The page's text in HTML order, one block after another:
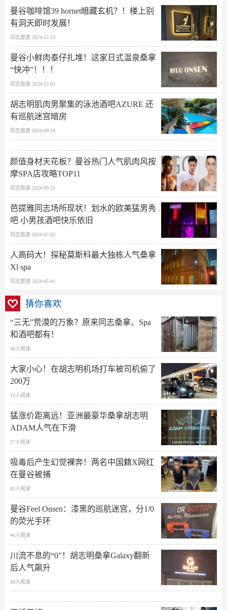
曼谷咖啡馆39 hornet暗藏玄机？！楼上别
有洞天即时发展！
同志旅游 2024-12-13
曼谷小鲜肉泰仔扎堆！这家日式温泉桑拿
“快冲”！！！
同志旅游 2024-12-03
胡志明肌肉男聚集的泳池酒吧AZURE 还
有巡航迷宫暗房
同志旅游 2024-09-19
颜值身材天花板？曼谷热门人气肌肉风按
摩SPA店攻略TOP11
同志旅游 2024-09-15
芭提雅同志场所现状！划水的欧美猛男秀
吧 小男孩酒吧快乐依旧
同志旅游 2024-07-02
人高码大！探秘莫斯科最大独栋人气桑拿
Xl spa
同志旅游 2024-05-01
猜你喜欢
“三无”荒漠的万象？原来同志桑拿、Spa
和酒吧都有！
40人阅读
大家小心！在胡志明机场打车被司机偷了
200万
19人阅读
猛涨价距离远！亚洲最豪华桑拿胡志明
ADAM人气在下滑
27人阅读
吸毒后产生幻觉裸奔！两名中国籍X网红
在曼谷被捕
81人阅读
曼谷Feel Onsen：漆黑的巡航迷宫，分1/0
的荧光手环
46人阅读
川流不息的“0”！胡志明桑拿Galaxy翻新
后人气飙升
88人阅读